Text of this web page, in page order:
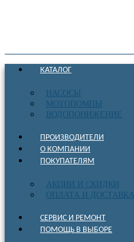
КАТАЛОГ
НАСОСЫ
МОТОПОМПЫ
ВОДОПОНИЖЕНИЕ
ПРОИЗВОДИТЕЛИ
О КОМПАНИИ
ПОКУПАТЕЛЯМ
АКЦИИ И СКИДКИ
ОПЛАТА И ДОСТАВКА
СЕРВИС И РЕМОНТ
ПОМОЩЬ В ВЫБОРЕ